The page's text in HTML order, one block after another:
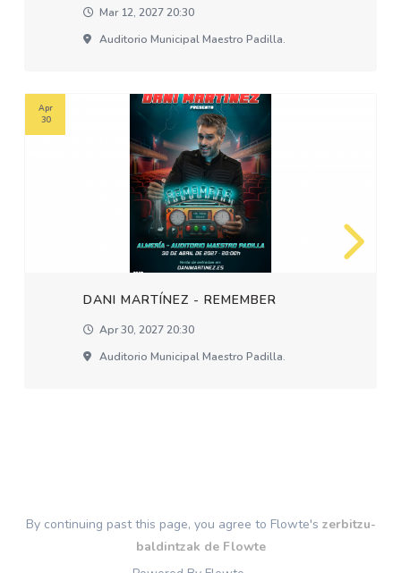
Mar 12, 2027 20:30
Auditorio Municipal Maestro Padilla.
DANI MARTÍNEZ - REMEMBER
Apr 30, 2027 20:30
Auditorio Municipal Maestro Padilla.
Apr
30
By continuing past this page, you agree to Flowte's zerbitzu-
baldintzak de Flowte